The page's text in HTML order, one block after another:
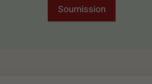
Soumission